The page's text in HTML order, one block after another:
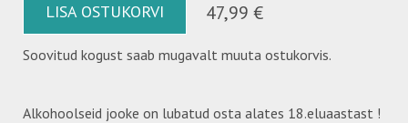
LISA OSTUKORVI 47,99 €
Soovitud kogust saab mugavalt muuta ostukorvis.
Alkohoolseid jooke on lubatud osta alates 18.eluaastast !